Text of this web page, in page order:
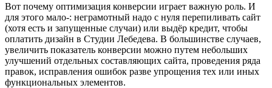
Вот почему оптимизация конверсии играет важную роль. И
для этого мало-: неграмотный надо с нуля перепиливать сайт
(хотя есть и запущенные случаи) или выдёр кредит, чтобы
оплатить дизайн в Студии Лебедева. В большинстве случаев,
увеличить показатель конверсии можно путем небольших
улучшений отдельных составляющих сайта, проведения ряда
правок, исправления ошибок разве упрощения тех или иных
функциональных элементов.